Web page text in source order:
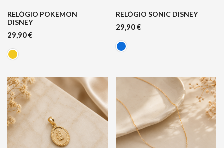
RELÓGIO POKEMON
DISNEY
29,90€
RELÓGIO SONIC DISNEY
29,90€